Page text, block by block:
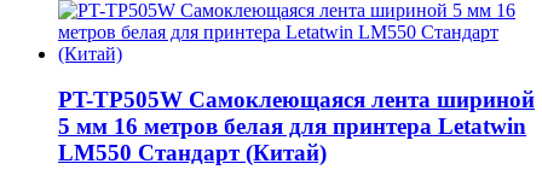
PT-TP505W Самоклеющаяся лента шириной
5 мм 16 метров белая для принтера Letatwin
LM550 Cтандарт (Китай)